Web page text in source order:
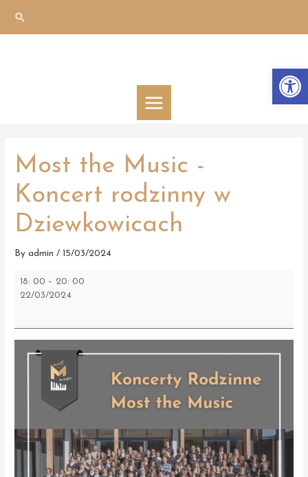
content
Search
Most the Music -
Koncert rodzinny w
Dziewkowicach
Byadmin/15/03/2024
Koncert
Dziewkowicach
18: 00 – 20: 00
22/03/2024